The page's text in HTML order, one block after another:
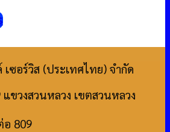
ซอร์วิส (ประเทศไทย) จำกัด
ขวงสวนหลวง เขตสวนหลวง
อ 809